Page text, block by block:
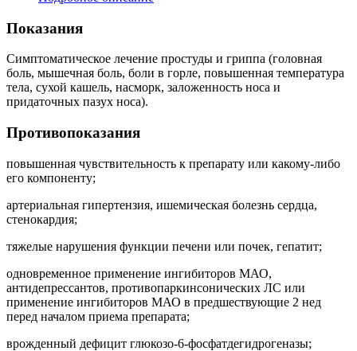
Показания
Симптоматическое лечение простуды и гриппа (головная
боль, мышечная боль, боли в горле, повышенная температура
тела, сухой кашель, насморк, заложенность носа и
придаточных пазух носа).
Противопоказания
повышенная чувствительность к препарату или какому-либо
его компоненту;
артериальная гипертензия, ишемическая болезнь сердца,
стенокардия;
тяжелые нарушения функции печени или почек, гепатит;
одновременное применение ингибиторов МАО,
антидепрессантов, противопаркинсонических ЛС или
применение ингибиторов МАО в предшествующие 2 нед
перед началом приема препарата;
врожденный дефицит глюкозо-6-фосфатдегидрогеназы;